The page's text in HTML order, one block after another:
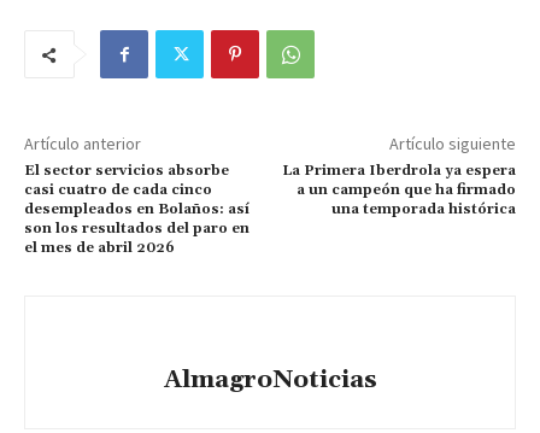
Artículo anterior
El sector servicios absorbe
casi cuatro de cada cinco
desempleados en Bolaños: así
son los resultados del paro en
el mes de abril 2026
Artículo siguiente
La Primera Iberdrola ya espera
a un campeón que ha firmado
una temporada histórica
AlmagroNoticias